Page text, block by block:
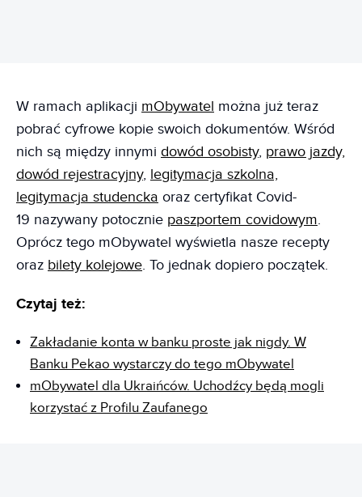
W ramach aplikacji mObywatel można już teraz
pobrać cyfrowe kopie swoich dokumentów. Wśród
nich są między innymi dowód osobisty, prawo jazdy,
dowód rejestracyjny, legitymacja szkolna,
legitymacja studencka oraz certyfikat Covid-
19 nazywany potocznie paszportem covidowym.
Oprócz tego mObywatel wyświetla nasze recepty
oraz bilety kolejowe. To jednak dopiero początek.
Czytaj też:
Zakładanie konta w banku proste jak nigdy. W
Banku Pekao wystarczy do tego mObywatel
mObywatel dla Ukraińców. Uchodźcy będą mogli
korzystać z Profilu Zaufanego